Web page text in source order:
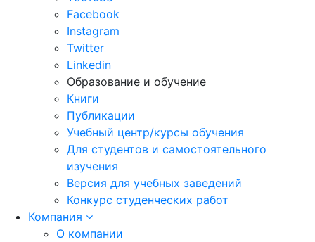
Facebook
Instagram
Twitter
Linkedin
Образование и обучение
Книги
Публикации
Учебный центр/курсы обучения
Для студентов и самостоятельного
изучения
Версия для учебных заведений
Конкурс студенческих работ
Компания
О компании